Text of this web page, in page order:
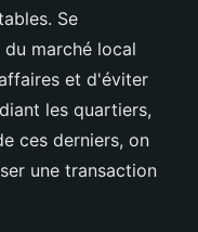
Se
marché local
et d'éviter
les quartiers,
ces derniers, on
une transaction